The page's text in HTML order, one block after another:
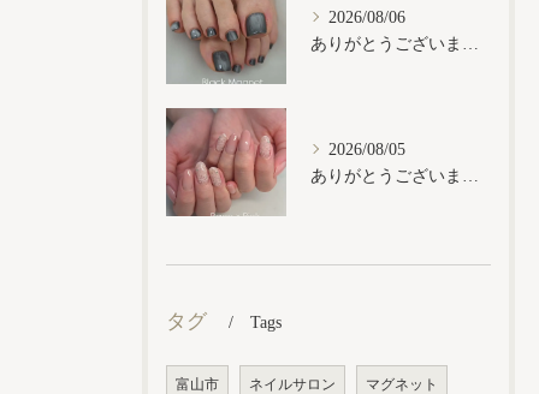
2026/08/06
2026/08/05
タグ Tags
富山市 ネイルサロン マグネット